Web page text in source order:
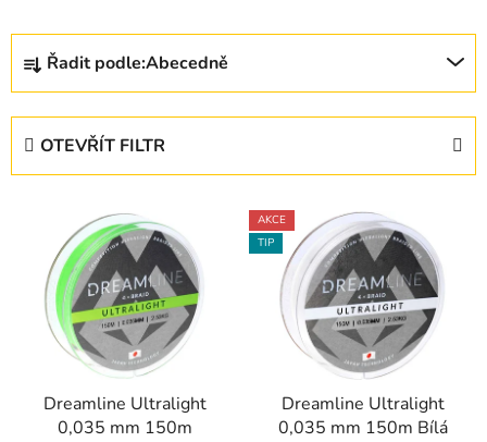
Ř
z
Řadit podle:Abecedně
OTEVŘÍT FILTR
Dreamline Ultralight
0,035 mm 150m
AKCE
TIP
Dreamline Ultralight
0,035 mm 150m Bílá